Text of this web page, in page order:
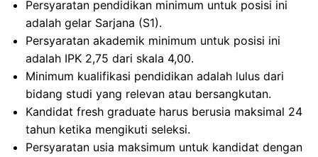
Persyaratan pendidikan minimum untuk posisi ini
adalah gelar Sarjana (S1).
Persyaratan akademik minimum untuk posisi ini
adalah IPK 2,75 dari skala 4,00.
Minimum kualifikasi pendidikan adalah lulus dari
bidang studi yang relevan atau bersangkutan.
Kandidat fresh graduate harus berusia maksimal 24
tahun ketika mengikuti seleksi.
Persyaratan usia maksimum untuk kandidat dengan